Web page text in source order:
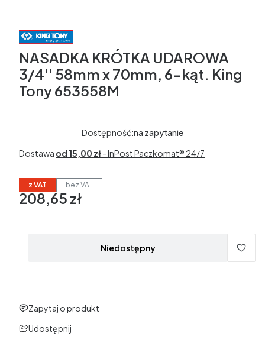
NASADKA KRÓTKA UDAROWA
3/4'' 58mm x 70mm, 6-kąt. King
Tony 653558M
Dostępność:na zapytanie
Dostawa od 15,00 zł- InPost Paczkomat® 24/7
z VAT bez VAT
Cena
208,65 zł
w tym 23% VAT
23%
Niedostępny
Zapytaj o produkt
Udostępnij